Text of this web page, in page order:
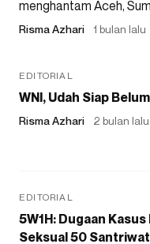
menghantam Aceh,
Risma Azhari 1 bulan lalu
EDITORIAL
WNI, Udah Siap
Risma Azhari 2 bulan lalu
EDITORIAL
5W1H: Dugaan
Seksual 50